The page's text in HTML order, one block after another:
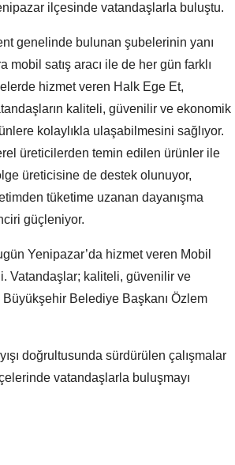
ilçesinde vatandaşlarla buluştu.
genelinde bulunan şubelerinin yanı
mobil satış aracı ile de her gün farklı
hizmet veren Halk Ege Et,
kaliteli, güvenilir ve ekonomik
kolaylıkla ulaşabilmesini sağlıyor.
üreticilerden temin edilen ürünler ile
üreticisine de destek olunuyor,
tüketime uzanan dayanışma
güçleniyor.
Yenipazar’da hizmet veren Mobil
Vatandaşlar; kaliteli, güvenilir ve
Belediye Başkanı Özlem
doğrultusunda sürdürülen çalışmalar
vatandaşlarla buluşmayı